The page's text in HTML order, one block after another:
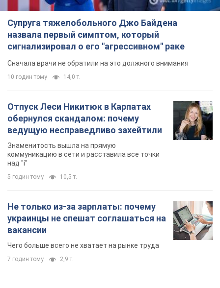
Супруга тяжелобольного Джо Байдена
назвала первый симптом, который
сигнализировал о его "агрессивном" раке
Сначала врачи не обратили на это должного внимания
10 годин тому 14,0 т.
Отпуск Леси Никитюк в Карпатах
обернулся скандалом: почему
ведущую несправедливо захейтили
Знаменитость вышла на прямую
коммуникацию в сети и расставила все точки
над "i"
5 годин тому 10,5 т.
Не только из-за зарплаты: почему
украинцы не спешат соглашаться на
вакансии
Чего больше всего не хватает на рынке труда
7 годин тому 2,9 т.